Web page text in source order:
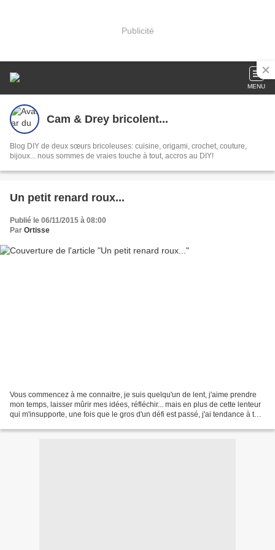
Publicité
MENU
Cam & Drey bricolent...
Blog DIY de deux sœurs bricoleuses: cuisine, origami, crochet, couture,
bijoux... nous sommes de vraies touche à tout, accros au DIY!
Un petit renard roux...
Publié le 06/11/2015 à 08:00
Par Ortisse
Vous commencez à me connaitre, je suis quelqu'un de lent, j'aime prendre
mon temps, laisser mûrir mes idées, réfléchir... mais en plus de cette lenteur
qui m'insupporte, une fois que le gros d'un défi est passé, j'ai tendance à tout